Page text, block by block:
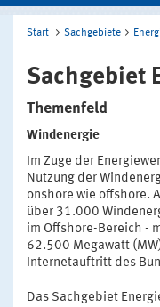
Start Sachgebiete
Sachgebiet
Themenfeld
Windenergie
Im Zuge der
Nutzung der
onshore wie offshore.
über 31.000
im Offshore-Bereich -
62.500 Megawatt
Internetauftritt des
Das Sachgebiet